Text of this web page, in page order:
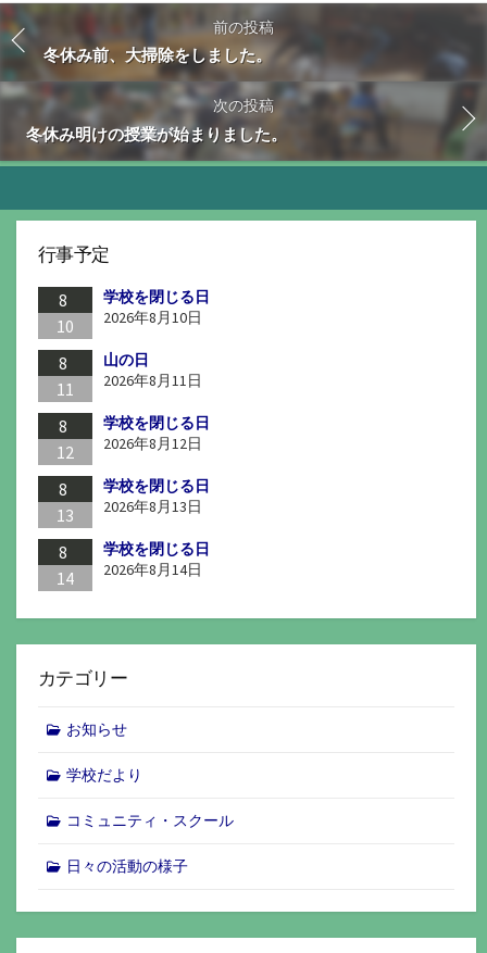
前の投稿
冬休み前、大掃除をしました。
次の投稿
冬休み明けの授業が始まりました。
行事予定
8
10
学校を閉じる日
2026年8月10日
8
11
山の日
2026年8月11日
8
12
学校を閉じる日
2026年8月12日
8
13
学校を閉じる日
2026年8月13日
8
14
学校を閉じる日
2026年8月14日
カテゴリー
お知らせ
学校だより
コミュニティ・スクール
日々の活動の様子